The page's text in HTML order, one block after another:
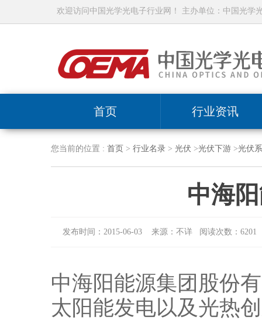
欢迎访问中国光学光电子行业网！ 主办单位：中国光学
首页 行业资讯
您当前的位置 : 首页 > 行业名录> 光伏 >光伏下游>光伏
中海
发布时间：2015-06-03 来源：不详 阅读次数：6201
中海阳能源集团股份
太阳能发电以及光热